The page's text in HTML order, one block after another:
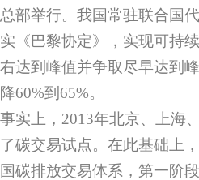
总部举行。我国常驻联合国
实《巴黎协定》，实现可持
右达到峰值并争取尽早达到
降60%到65%。
事实上，2013年北京、上海
了碳交易试点。在此基础上
国碳排放交易体系，第一阶